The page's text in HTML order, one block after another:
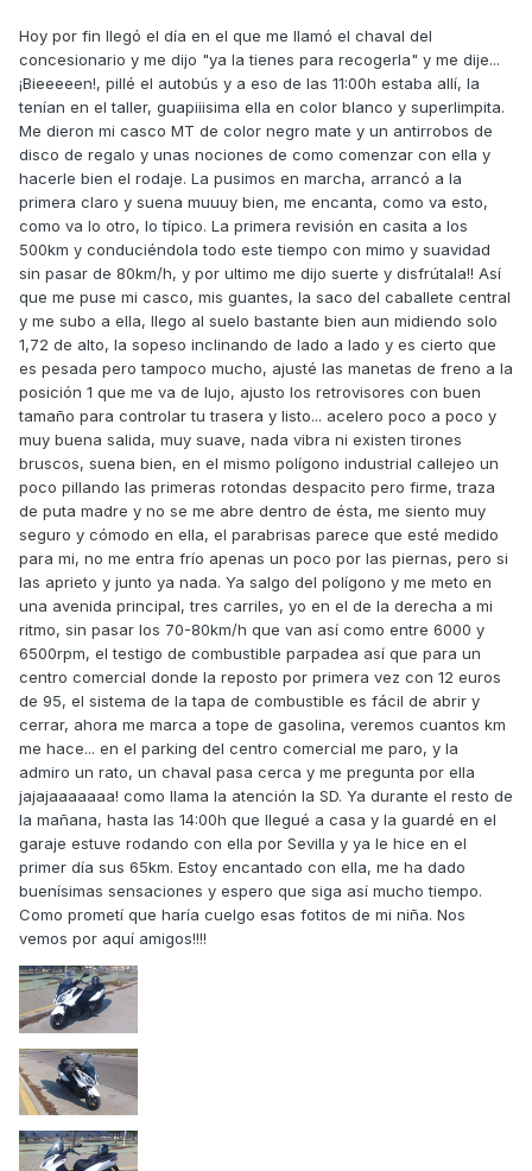
Hoy por fin llegó el día en el que me llamó el chaval del
concesionario y me dijo "ya la tienes para recogerla" y me dije...
¡Bieeeeen!, pillé el autobús y a eso de las 11:00h estaba allí, la
tenían en el taller, guapiiisima ella en color blanco y superlimpita.
Me dieron mi casco MT de color negro mate y un antirrobos de
disco de regalo y unas nociones de como comenzar con ella y
hacerle bien el rodaje. La pusimos en marcha, arrancó a la
primera claro y suena muuuy bien, me encanta, como va esto,
como va lo otro, lo típico. La primera revisión en casita a los
500km y conduciéndola todo este tiempo con mimo y suavidad
sin pasar de 80km/h, y por ultimo me dijo suerte y disfrútala!! Así
que me puse mi casco, mis guantes, la saco del caballete central
y me subo a ella, llego al suelo bastante bien aun midiendo solo
1,72 de alto, la sopeso inclinando de lado a lado y es cierto que
es pesada pero tampoco mucho, ajusté las manetas de freno a la
posición 1 que me va de lujo, ajusto los retrovisores con buen
tamaño para controlar tu trasera y listo... acelero poco a poco y
muy buena salida, muy suave, nada vibra ni existen tirones
bruscos, suena bien, en el mismo polígono industrial callejeo un
poco pillando las primeras rotondas despacito pero firme, traza
de puta madre y no se me abre dentro de ésta, me siento muy
seguro y cómodo en ella, el parabrisas parece que esté medido
para mi, no me entra frío apenas un poco por las piernas, pero si
las aprieto y junto ya nada. Ya salgo del polígono y me meto en
una avenida principal, tres carriles, yo en el de la derecha a mi
ritmo, sin pasar los 70-80km/h que van así como entre 6000 y
6500rpm, el testigo de combustible parpadea así que para un
centro comercial donde la reposto por primera vez con 12 euros
de 95, el sistema de la tapa de combustible es fácil de abrir y
cerrar, ahora me marca a tope de gasolina, veremos cuantos km
me hace... en el parking del centro comercial me paro, y la
admiro un rato, un chaval pasa cerca y me pregunta por ella
jajajaaaaaaa! como llama la atención la SD. Ya durante el resto de
la mañana, hasta las 14:00h que llegué a casa y la guardé en el
garaje estuve rodando con ella por Sevilla y ya le hice en el
primer día sus 65km. Estoy encantado con ella, me ha dado
buenísimas sensaciones y espero que siga así mucho tiempo.
Como prometí que haría cuelgo esas fotitos de mi niña. Nos
vemos por aquí amigos!!!!